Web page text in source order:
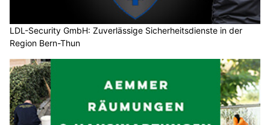
LDL-Security GmbH: Zuverlässige Sicherheitsdienste in der
Region Bern-Thun